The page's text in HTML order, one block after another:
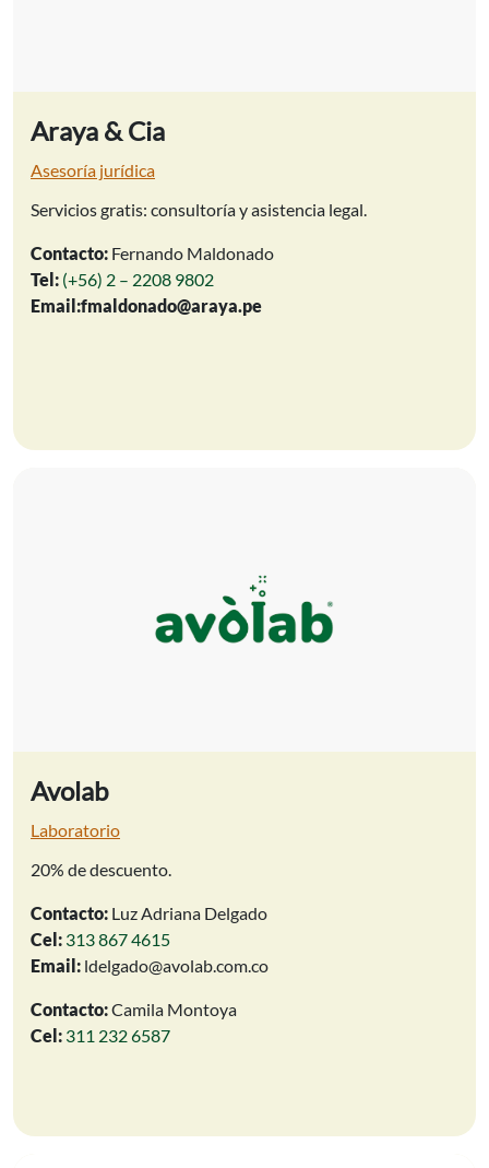
Araya & Cia
Asesoría jurídica
Servicios gratis: consultoría y asistencia legal.
Contacto: Fernando Maldonado
Tel: (+56) 2 – 2208 9802
Email:fmaldonado@araya.pe
Avolab
Laboratorio
20% de descuento.
Contacto: Luz Adriana Delgado
Cel: 313 867 4615
Email: ldelgado@avolab.com.co
Contacto:Camila Montoya
Cel: 311 232 6587